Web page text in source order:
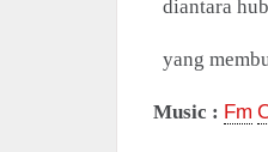
diantara
yang
Music : Fm